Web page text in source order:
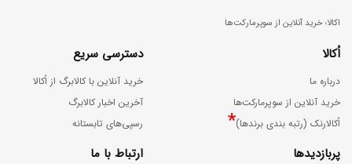
اکالا؛ خرید آنلاین از سوپرمارکت‌ها
اُکالا
درباره ما
خرید آنلاین از سوپرمارکت‌ها
اُکالارنک (رتبه بندی برندها)*
دسترسی سریع
خرید آنلاین با کالابرگ از اُکالا
آخرین اخبار کالابرگ
رسپی‌های تابستانه
پربازدیدها ارتباط با ما